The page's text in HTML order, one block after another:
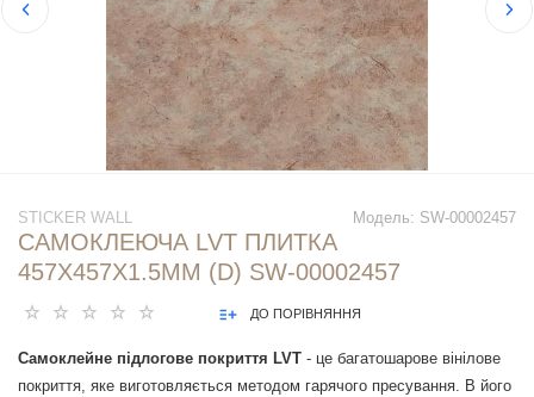
Модель: SW-00002457
STICKER WALL
САМОКЛЕЮЧА LVT ПЛИТКА
457Х457Х1.5ММ (D) SW-00002457
ДО ПОРІВНЯННЯ
Самоклейне підлогове покриття LVT - це багатошарове вінілове
покриття, яке виготовляється методом гарячого пресування. В його